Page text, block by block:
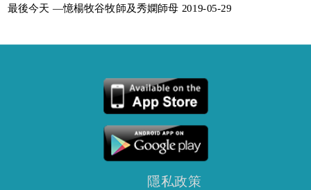
最後今天 —憶楊牧谷牧師及秀嫻師母 2019-05-29
隱私政策